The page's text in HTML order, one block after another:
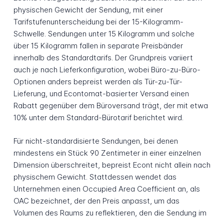
physischen Gewicht der Sendung, mit einer
Tarifstufenunterscheidung bei der 15-Kilogramm-
Schwelle. Sendungen unter 15 Kilogramm und solche
über 15 Kilogramm fallen in separate Preisbänder
innerhalb des Standardtarifs. Der Grundpreis variiert
auch je nach Lieferkonfiguration, wobei Büro-zu-Büro-
Optionen anders bepreist werden als Tür-zu-Tür-
Lieferung, und Econtomat-basierter Versand einen
Rabatt gegenüber dem Büroversand trägt, der mit etwa
10% unter dem Standard-Bürotarif berichtet wird.
Für nicht-standardisierte Sendungen, bei denen
mindestens ein Stück 90 Zentimeter in einer einzelnen
Dimension überschreitet, bepreist Econt nicht allein nach
physischem Gewicht. Stattdessen wendet das
Unternehmen einen Occupied Area Coefficient an, als
OAC bezeichnet, der den Preis anpasst, um das
Volumen des Raums zu reflektieren, den die Sendung im